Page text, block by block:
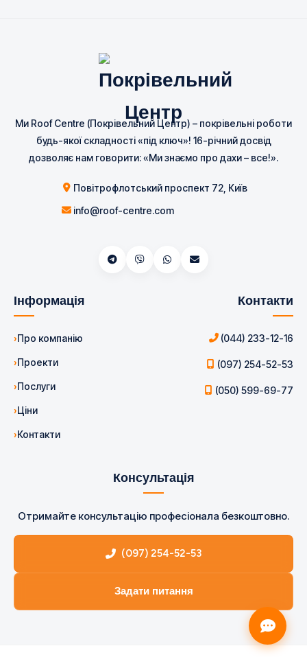
Ми Roof Centre (Покрівельний Центр) – покрівельні роботи
будь-якої складності «під ключ»! 16-річний досвід
дозволяє нам говорити: «Ми знаємо про дахи – все!».
Повітрофлотський проспект 72, Київ
info@roof-centre.com
Інформація
Про компанію
Проекти
Послуги
Ціни
Контакти
Контакти
(044) 233-12-16
(097) 254-52-53
(050) 599-69-77
Консультація
Отримайте консультацію професіонала безкоштовно.
(097) 254-52-53
Задати питання